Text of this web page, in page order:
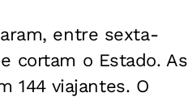
entre sexta-
cortam o Estado. As
144 viajantes. O